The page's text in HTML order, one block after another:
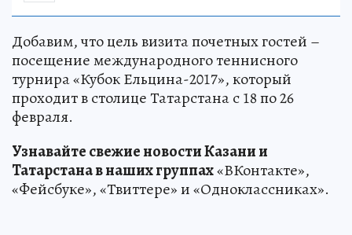
Добавим, что цель визита почетных гостей –
посещение международного теннисного
турнира «Кубок Ельцина-2017», который
проходит в столице Татарстана с 18 по 26
февраля.
Узнавайте свежие новости Казани и
Татарстана в наших группах«ВКонтакте»,
«Фейсбуке», «Твиттере» и «Одноклассниках».